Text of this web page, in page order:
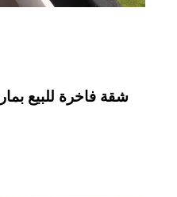
شقة فاخرة للبيع